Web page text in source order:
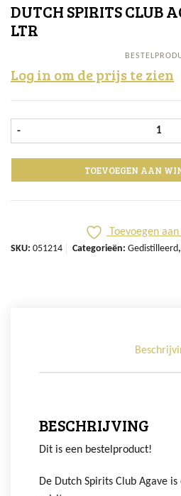
DUTCH SPIRITS CLUB
LTR
Log in om de prijs te zien
-
TOEVOEGEN AAN
Toevoegen
SKU: 051214 Categorieën: Gedistilleerd,
BESCHRIJVING
Dit is een bestelproduct!
De Dutch Spirits Club Agave